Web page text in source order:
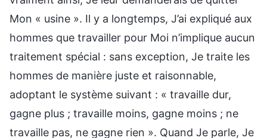
Mon « usine ». Il y a longtemps, J’ai expliqué aux
hommes que travailler pour Moi n’implique aucun
traitement spécial : sans exception, Je traite les
hommes de manière juste et raisonnable,
adoptant le système suivant : « travaille dur,
gagne plus ; travaille moins, gagne moins ; ne
travaille pas, ne gagne rien ». Quand Je parle, Je